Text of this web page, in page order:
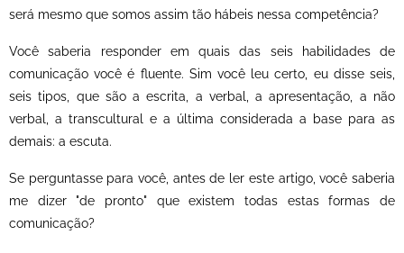
será mesmo que somos assim tão hábeis nessa competência?
Você saberia responder em quais das seis habilidades de
comunicação você é fluente. Sim você leu certo, eu disse seis,
seis tipos, que são a escrita, a verbal, a apresentação, a não
verbal, a transcultural e a última considerada a base para as
demais: a escuta.
Se perguntasse para você, antes de ler este artigo, você saberia
me dizer "de pronto" que existem todas estas formas de
comunicação?